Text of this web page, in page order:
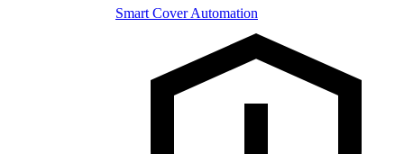
Smart Cover Automation